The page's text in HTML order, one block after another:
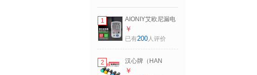
1
AIONIY艾欧尼漏电
相位检测仪开关插
座检测器电源极性
￥
已有200人评价
2
汉心牌（HAN
XIN）尼诺NIN电源
￥